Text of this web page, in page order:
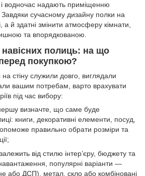
водночас надають приміщенню
сучасному дизайну полки на
а й здатні змінити атмосферу кімнати,
та впорядкованою.
навісних полиць: на що
покупкою?
стіну служили довго, виглядали
вашим потребам, варто врахувати
під час вибору:
визначте, що саме буде
книги, декоративні елементи, посуд,
правильно обрати розміри та
від стилю інтер’єру, бюджету та
популярні варіанти —
або ДСП), метал, скло або комбіновані